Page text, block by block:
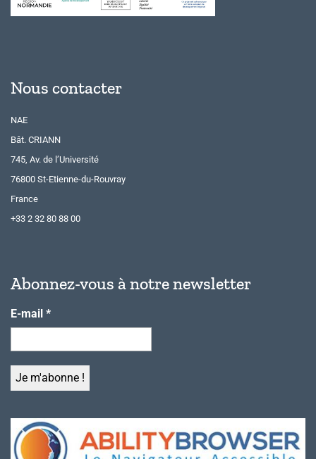
Nous contacter
NAE
Bât. CRIANN
745, Av. de l’Université
76800 St-Etienne-du-Rouvray
France
+33 2 32 80 88 00
Abonnez-vous à notre newsletter
E-mail *